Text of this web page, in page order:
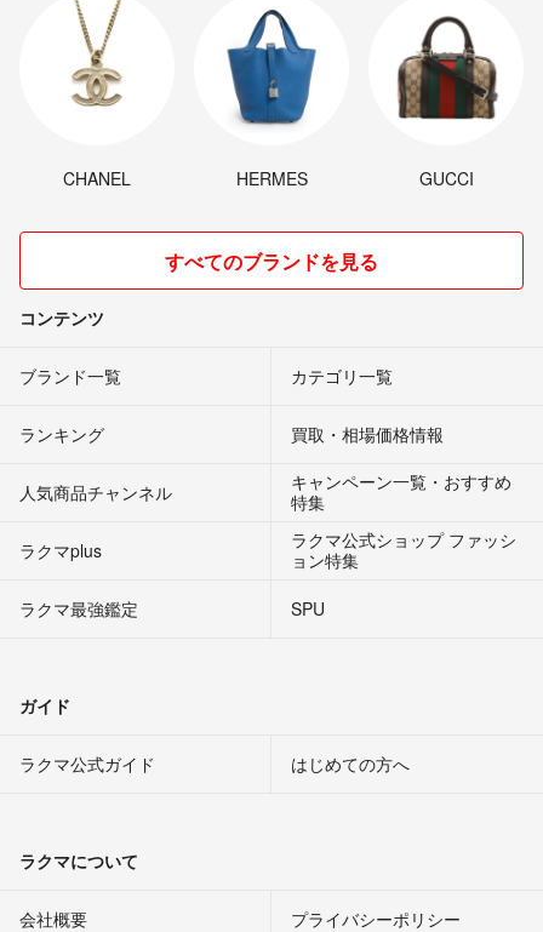
CHANEL HERMES GUCCI
すべてのブランドを見る
コンテンツ
ブランド一覧 カテゴリ一覧
ランキング 買取・相場価格情報
人気商品チャンネル
キャンペーン一覧・おすすめ
特集
ラクマplus
ラクマ公式ショップ ファッシ
ョン特集
ラクマ最強鑑定
SPU
ガイド
ラクマ公式ガイド はじめての方へ
ラクマについて
会社概要 プライバシーポリシー